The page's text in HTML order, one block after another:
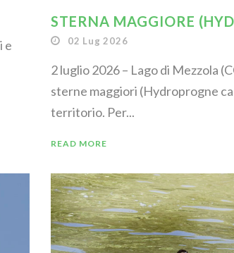
e
STERNA MAGGIORE
02 Lug 2026
2 luglio 2026 – Lago di Mezzola
sterne maggiori (Hydroprogne
territorio. Per...
READ MORE